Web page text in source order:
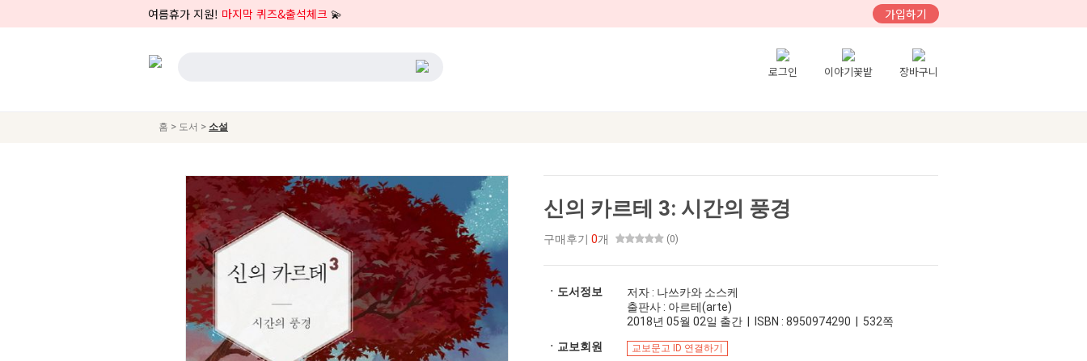
여름휴가 지원! 마지막 퀴즈&출석체크 💫 가입하기
로그인 이야기꽃밭 장바구니
홈 > 도서 > 소설
신의 카르테 3: 시간의 풍경
구매후기 0개 (0)
ㆍ도서정보
저자 : 나쓰카와 소스케
출판사 : 아르테(arte)
2018년 05월 02일 출간 | ISBN : 8950974290 | 532쪽
ㆍ교보회원
교보문고 ID 연결하기